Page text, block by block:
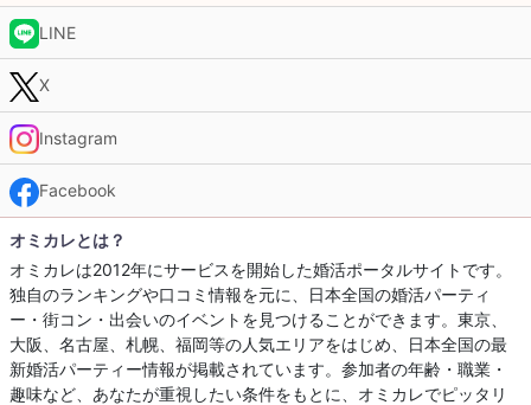
LINE
X
Instagram
Facebook
オミカレとは？
オミカレは2012年にサービスを開始した婚活ポータルサイトです。
独自のランキングや口コミ情報を元に、日本全国の婚活パーティ
ー・街コン・出会いのイベントを見つけることができます。東京、
大阪、名古屋、札幌、福岡等の人気エリアをはじめ、日本全国の最
新婚活パーティー情報が掲載されています。参加者の年齢・職業・
趣味など、あなたが重視したい条件をもとに、オミカレでピッタリ